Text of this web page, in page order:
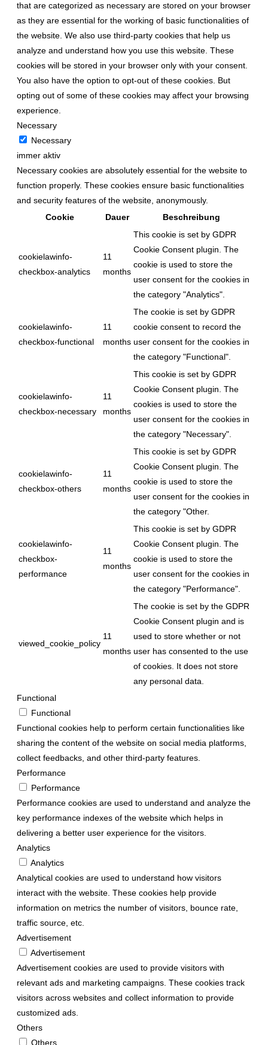
that are categorized as necessary are stored on your browser
as they are essential for the working of basic functionalities of
the website. We also use third-party cookies that help us
analyze and understand how you use this website. These
cookies will be stored in your browser only with your consent.
You also have the option to opt-out of these cookies. But
opting out of some of these cookies may affect your browsing
experience.
Necessary
Necessary
immer aktiv
Necessary cookies are absolutely essential for the website to
function properly. These cookies ensure basic functionalities
and security features of the website, anonymously.
Cookie
Dauer Beschreibung
cookielawinfo-
checkbox-analytics
11
months
This cookie is set by GDPR
Cookie Consent plugin. The
cookie is used to store the
user consent for the cookies in
the category "Analytics".
cookielawinfo-
checkbox-functional
11
months
The cookie is set by GDPR
cookie consent to record the
user consent for the cookies in
the category "Functional".
cookielawinfo-
checkbox-necessary
11
months
This cookie is set by GDPR
Cookie Consent plugin. The
cookies is used to store the
user consent for the cookies in
the category "Necessary".
cookielawinfo-
checkbox-others
11
months
This cookie is set by GDPR
Cookie Consent plugin. The
cookie is used to store the
user consent for the cookies in
the category "Other.
cookielawinfo-
checkbox-
performance
11
months
This cookie is set by GDPR
Cookie Consent plugin. The
cookie is used to store the
user consent for the cookies in
the category "Performance".
viewed_cookie_policy
11
months
The cookie is set by the GDPR
Cookie Consent plugin and is
used to store whether or not
user has consented to the use
of cookies. It does not store
any personal data.
Functional
Functional
Functional cookies help to perform certain functionalities like
sharing the content of the website on social media platforms,
collect feedbacks, and other third-party features.
Performance
Performance
Performance cookies are used to understand and analyze the
key performance indexes of the website which helps in
delivering a better user experience for the visitors.
Analytics
Analytics
Analytical cookies are used to understand how visitors
interact with the website. These cookies help provide
information on metrics the number of visitors, bounce rate,
traffic source, etc.
Advertisement
Advertisement
Advertisement cookies are used to provide visitors with
relevant ads and marketing campaigns. These cookies track
visitors across websites and collect information to provide
customized ads.
Others
Others